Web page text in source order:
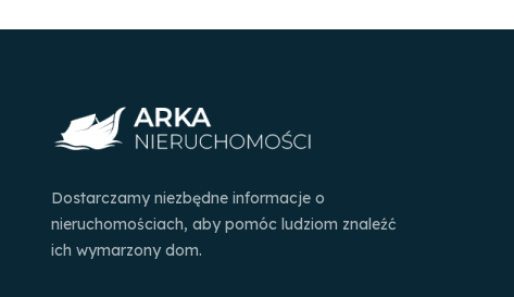
Dostarczamy niezbędne informacje o
nieruchomościach, aby pomóc ludziom znaleźć
ich wymarzony dom.